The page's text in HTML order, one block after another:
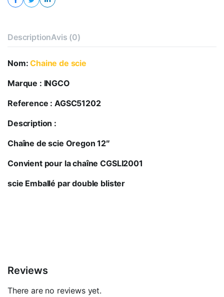
DescriptionAvis (0)
Nom: Chaine de scie
Marque : INGCO
Reference : AGSC51202
Description :
Chaîne de scie Oregon 12″
Convient pour la chaîne CGSLI2001
scie Emballé par double blister
Reviews
There are no reviews yet.